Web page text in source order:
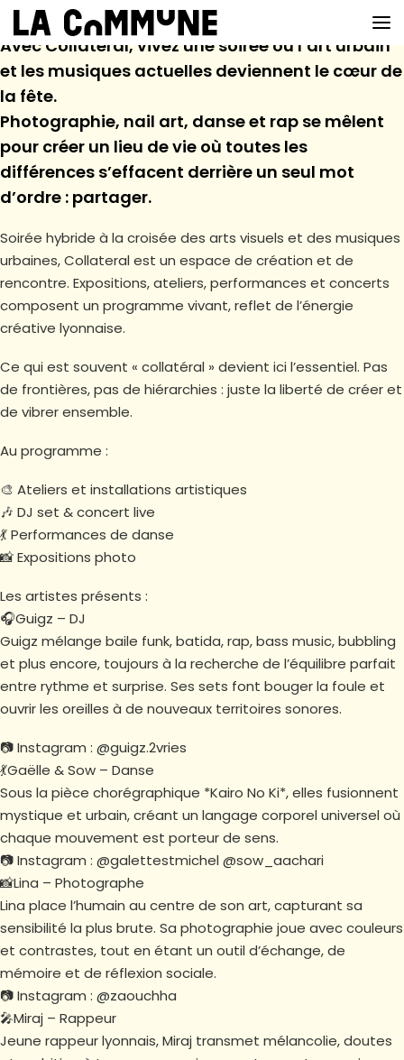
VOIR LA CARTE
CHEFS
BAR
PRIVATISER
RESERVER
Avec Collateral, vivez une soirée où l’art urbain
et les musiques actuelles deviennent le cœur de
la fête.
Photographie, nail art, danse et rap se mêlent
pour créer un lieu de vie où toutes les
différences s’effacent derrière un seul mot
d’ordre : partager.
Soirée hybride à la croisée des arts visuels et des musiques
urbaines, Collateral est un espace de création et de
rencontre. Expositions, ateliers, performances et concerts
composent un programme vivant, reflet de l’énergie
créative lyonnaise.
Ce qui est souvent « collatéral » devient ici l’essentiel. Pas
de frontières, pas de hiérarchies : juste la liberté de créer et
de vibrer ensemble.
Au programme :
🎨 Ateliers et installations artistiques
🎶 DJ set & concert live
💃 Performances de danse
📸 Expositions photo
Les artistes présents :
🎧Guigz – DJ
Guigz mélange baile funk, batida, rap, bass music, bubbling
et plus encore, toujours à la recherche de l’équilibre parfait
entre rythme et surprise. Ses sets font bouger la foule et
ouvrir les oreilles à de nouveaux territoires sonores.
📷 Instagram : @guigz.2vries
💃Gaëlle & Sow – Danse
Sous la pièce chorégraphique *Kairo No Ki*, elles fusionnent
mystique et urbain, créant un langage corporel universel où
chaque mouvement est porteur de sens.
📷 Instagram : @galettestmichel @sow_aachari
📸Lina – Photographe
Lina place l’humain au centre de son art, capturant sa
sensibilité la plus brute. Sa photographie joue avec couleurs
et contrastes, tout en étant un outil d’échange, de
mémoire et de réflexion sociale.
📷 Instagram : @zaouchha
🎤Miraj – Rappeur
Jeune rappeur lyonnais, Miraj transmet mélancolie, doutes